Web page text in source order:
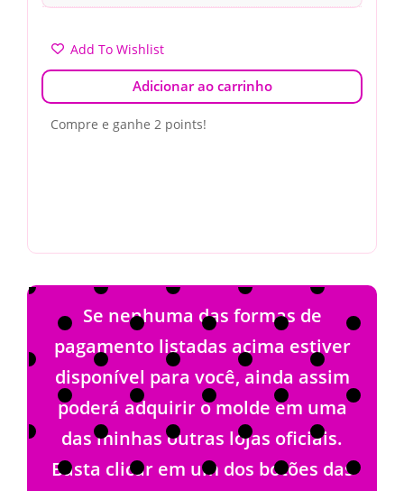
Add To Wishlist
Adicionar ao carrinho
Compre e ganhe 2 points!
Se nenhuma das formas de
pagamento listadas acima estiver
disponível para você, ainda assim
poderá adquirir o molde em uma
das minhas outras lojas oficiais.
Basta clicar em um dos botões das